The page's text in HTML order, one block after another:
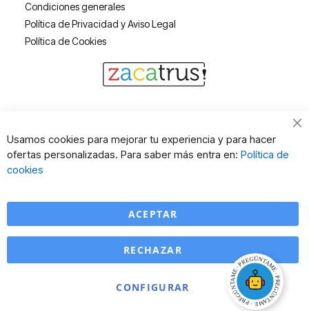
Condiciones generales
Política de Privacidad y Aviso Legal
Política de Cookies
Usamos cookies para mejorar tu experiencia y para hacer
ofertas personalizadas. Para saber más entra en: Política de
cookies
ACEPTAR
CONFIGURAR
RECHAZAR